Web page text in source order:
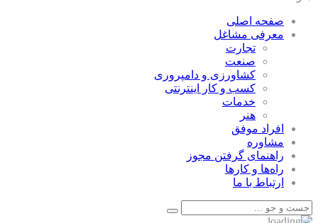
صفحه اصلی
معرفی مشاغل
تجارت
صنعت
كشاورزی و دامپروری
كسب و كار اينترنتی
خدمات
هنر
افراد موفق
مشاوره
راهنمای گرفتن مجوز
راه‌ها و كارها
ارتباط با ما